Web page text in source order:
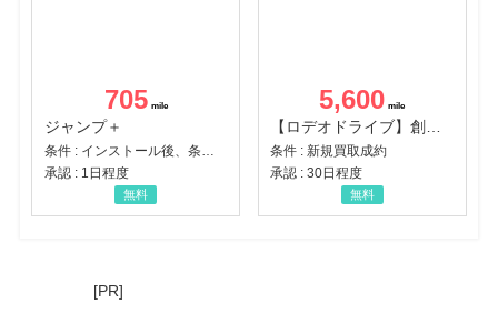
705
ジャンプ＋
承認 : 1日程度
無料
5,600
条件 : 新規買取成約
承認 : 30日程度
無料
[PR]